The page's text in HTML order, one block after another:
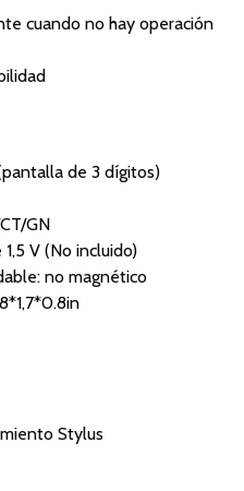
cuando no hay operación
de 3 dígitos)
GN
V (No incluido)
no magnético
Stylus